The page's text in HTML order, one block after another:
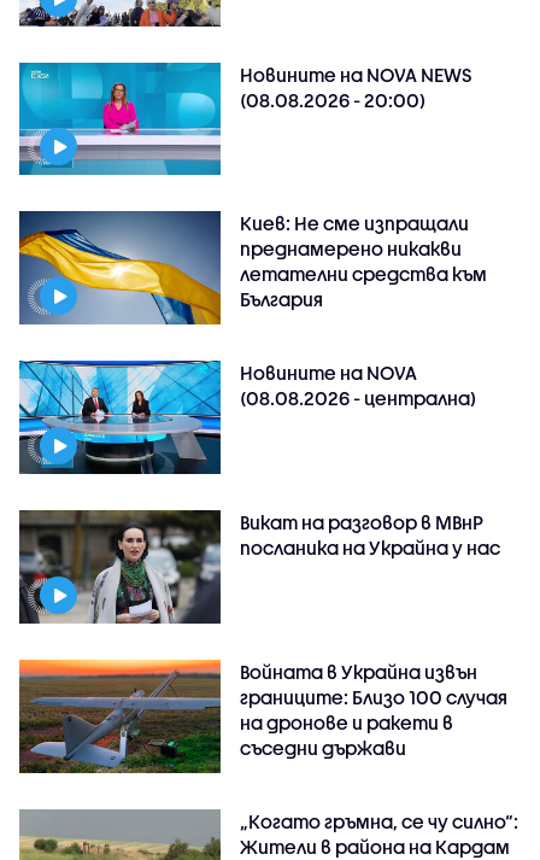
Новините на NOVA NEWS
(08.08.2026 - 20:00)
Киев: Не сме изпращали
преднамерено никакви
летателни средства към
България
Новините на NOVA
(08.08.2026 - централна)
Викат на разговор в МВнР
посланика на Украйна у нас
Войната в Украйна извън
границите: Близо 100 случая
на дронове и ракети в
съседни държави
„Когато гръмна, се чу силно“:
Жители в района на Кардам